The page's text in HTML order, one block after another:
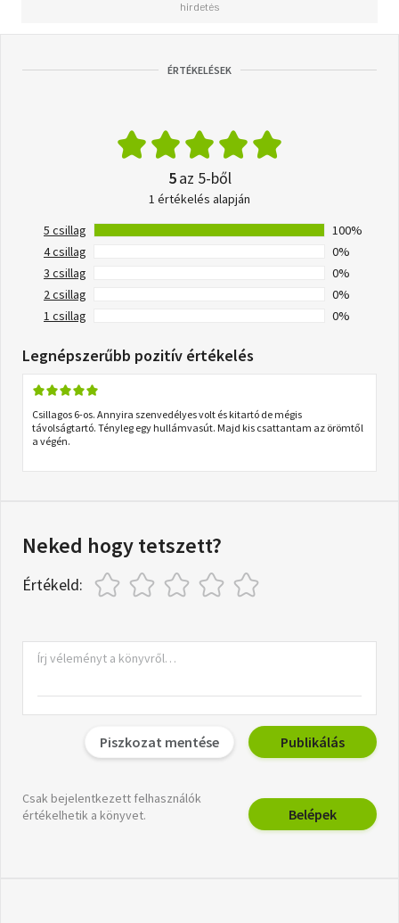
ÉRTÉKELÉSEK
5az 5-ből
1 értékelés alapján
5 csillag
100%
4 csillag
0%
3 csillag
0%
2 csillag
0%
1 csillag
0%
Legnépszerűbb pozitív értékelés
Csillagos 6-os. Annyira szenvedélyes volt és kitartó de mégis
távolságtartó. Tényleg egy hullámvasút. Majd kis csattantam az örömtől
a végén.
Neked hogy tetszett?
Értékeld:
Piszkozat mentése Publikálás
Csak bejelentkezett felhasználók
értékelhetik a könyvet.
Belépek